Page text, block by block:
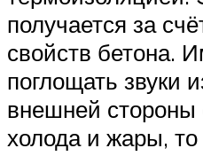
получается за
свойств бетона.
поглощать звуки
внешней стороны
холода и жары, то